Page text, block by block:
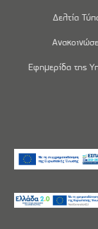
Δελτία
Εφημερίδα της